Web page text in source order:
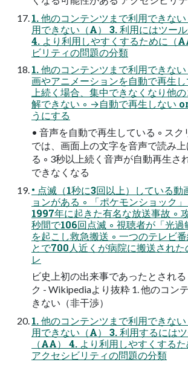
1. 他のコンテンツまで利用できな
用できない（A） 3. 利用にはツー
4. より利用しやすくするために（
ビリティの問題の分類
1. 他のコンテンツまで利用できな
画やアニメーションを自動で再生
上続く場合、集中できなくなり他
解できない ◦ →自動で再生しない
うにする
• 音声を自動で再生している ◦ スク
では、画面上の文字を音声で読み
る ◦ 3秒以上続く音声が自動再生さ
できなくなる
• 点滅（1秒に3回以上）している動
ョンがある ◦ 「ポケモンショック」
1997年に起きた有名な放送事故 ◦
秒間で106回点滅 ◦ 視聴者が「光過
を起こし救急搬送 ◦ 一つのテレビ
とで700人近くが病院に搬送された
レ
ビ史上初の出来事であったとされ
ク - Wikipediaより抜粋 1. 他のコン
きない（非干渉）
1. 他のコンテンツまで利用できな
用できない（A） 3. 利用するには
（AA） 4. より利用しやすくする
アクセシビリティの問題の分類